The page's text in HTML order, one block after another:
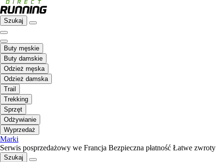
Szukaj
Buty męskie
Buty damskie
Odzież męska
Odzież damska
Trail
Trekking
Sprzęt
Odżywianie
Wyprzedaż
Marki
Serwis posprzedażowy we Francja Bezpieczna płatność Łatwe zwroty
Szukaj